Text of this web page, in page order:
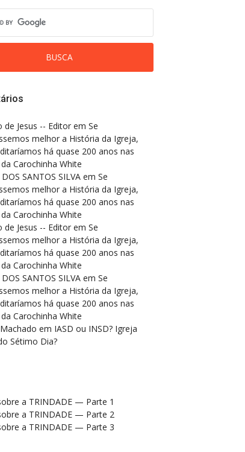
de Jesus -- Editor em Se
melhor a História da Igreja,
há quase 200 anos nas
Carochinha White
DOS SANTOS SILVA em Se
melhor a História da Igreja,
há quase 200 anos nas
Carochinha White
de Jesus -- Editor em Se
melhor a História da Igreja,
há quase 200 anos nas
Carochinha White
DOS SANTOS SILVA em Se
melhor a História da Igreja,
há quase 200 anos nas
Carochinha White
em IASD ou INSD? Igreja
Sétimo Dia?
a TRINDADE — Parte 1
a TRINDADE — Parte 2
a TRINDADE — Parte 3